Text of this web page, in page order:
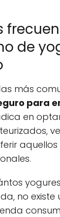
de
más
para
en
no existe